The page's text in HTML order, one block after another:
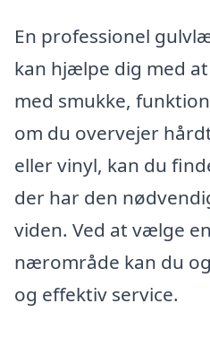
En professionel
kan hjælpe dig med
med smukke,
om du overvejer
eller vinyl, kan du
der har den
viden. Ved at vælge
nærområde kan du
og effektiv service.